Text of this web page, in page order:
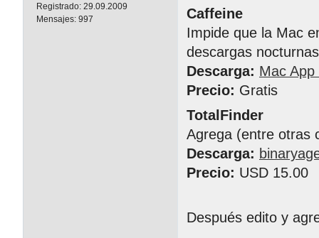
Registrado: 29.09.2009
Mensajes: 997
Caffeine
Impide que la Mac
descargas
Descarga: Mac App
Precio: Gratis
TotalFinder
Agrega (entre otras
Descarga:
Precio: USD 15.00
Después edito y